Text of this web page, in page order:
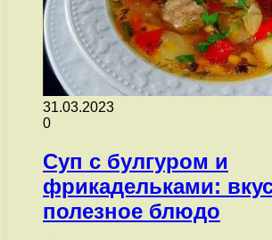
31.03.2023
0
Суп с булгуром и
фрикадельками:
полезное блюдо